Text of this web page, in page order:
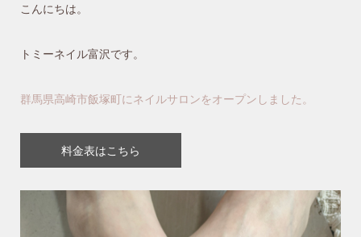
こんにちは。
トミーネイル富沢です。
群馬県高崎市飯塚町にネイルサロンをオープンしました。
料金表はこちら